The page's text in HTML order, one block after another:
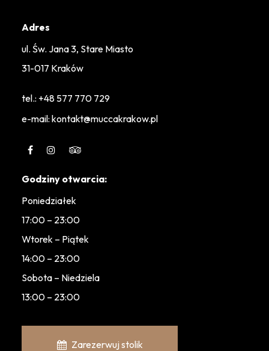
Adres
ul. Św. Jana 3, Stare Miasto
31-017 Kraków
tel.: +48 577 770 729
e-mail: kontakt@muccakrakow.pl
Godziny otwarcia:
Poniedziałek
17:00 – 23:00
Wtorek – Piątek
14:00 – 23:00
Sobota – Niedziela
13:00 – 23:00
Zarezerwuj stolik